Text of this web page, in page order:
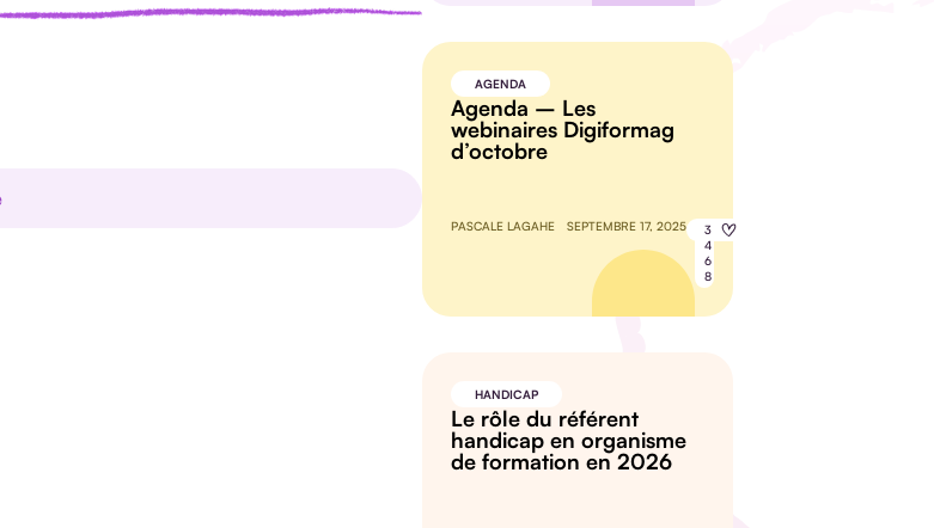
AGENDA
Agenda – Les
webinaires Digiformag
d’octobre
PASCALE LAGAHE SEPTEMBRE 17, 2025
3
4
6
8
HANDICAP
Le rôle du référent
handicap en organisme
de formation en 2026